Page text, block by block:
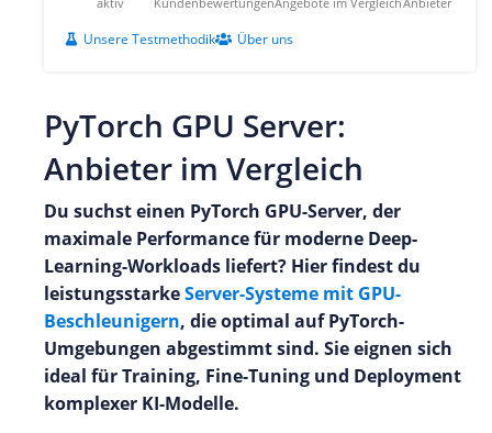
Unsere Testmethodik Über uns
PyTorch GPU Server:
Anbieter im Vergleich
Du suchst einen PyTorch GPU-Server, der
maximale Performance für moderne Deep-
Learning-Workloads liefert? Hier findest du
leistungsstarkeServer-Systeme mit GPU-
Beschleunigern, die optimal auf PyTorch-
Umgebungen abgestimmt sind. Sie eignen sich
ideal für Training, Fine-Tuning und Deployment
komplexer KI-Modelle.